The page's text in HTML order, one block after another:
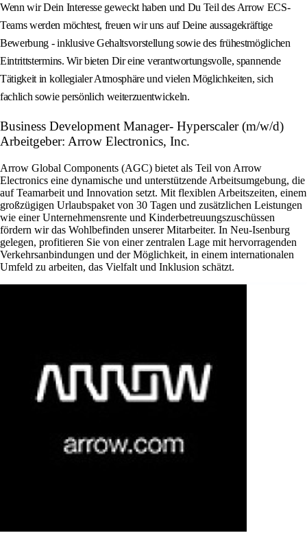
Wenn wir Dein Interesse geweckt haben und Du Teil des Arrow ECS-
Teams werden möchtest, freuen wir uns auf Deine aussagekräftige
Bewerbung - inklusive Gehaltsvorstellung sowie des frühestmöglichen
Eintrittstermins. Wir bieten Dir eine verantwortungsvolle, spannende
Tätigkeit in kollegialer Atmosphäre und vielen Möglichkeiten, sich
fachlich sowie persönlich weiterzuentwickeln.
Business Development Manager- Hyperscaler (m/w/d)
Arbeitgeber: Arrow Electronics, Inc.
Arrow Global Components (AGC) bietet als Teil von Arrow
Electronics eine dynamische und unterstützende Arbeitsumgebung, die
auf Teamarbeit und Innovation setzt. Mit flexiblen Arbeitszeiten, einem
großzügigen Urlaubspaket von 30 Tagen und zusätzlichen Leistungen
wie einer Unternehmensrente und Kinderbetreuungszuschüssen
fördern wir das Wohlbefinden unserer Mitarbeiter. In Neu-Isenburg
gelegen, profitieren Sie von einer zentralen Lage mit hervorragenden
Verkehrsanbindungen und der Möglichkeit, in einem internationalen
Umfeld zu arbeiten, das Vielfalt und Inklusion schätzt.